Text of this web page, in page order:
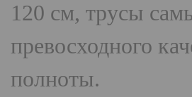
120 см, трусы
превосходного
полноты.